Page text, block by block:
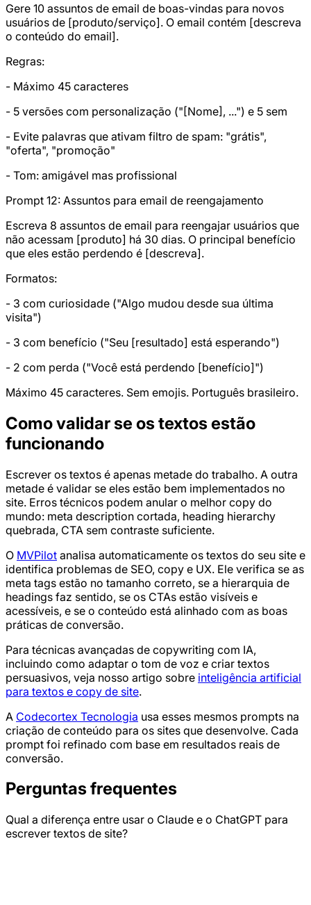
Gere 10 assuntos de email de boas-vindas para novos
usuários de [produto/serviço]. O email contém [descreva
o conteúdo do email].
Regras:
- Máximo 45 caracteres
- 5 versões com personalização ("[Nome], ...") e 5 sem
- Evite palavras que ativam filtro de spam: "grátis",
"oferta", "promoção"
- Tom: amigável mas profissional
Prompt 12: Assuntos para email de reengajamento
Escreva 8 assuntos de email para reengajar usuários que
não acessam [produto] há 30 dias. O principal benefício
que eles estão perdendo é [descreva].
Formatos:
- 3 com curiosidade ("Algo mudou desde sua última
visita")
- 3 com benefício ("Seu [resultado] está esperando")
- 2 com perda ("Você está perdendo [benefício]")
Máximo 45 caracteres. Sem emojis. Português brasileiro.
Como validar se os textos estão
funcionando
Escrever os textos é apenas metade do trabalho. A outra
metade é validar se eles estão bem implementados no
site. Erros técnicos podem anular o melhor copy do
mundo: meta description cortada, heading hierarchy
quebrada, CTA sem contraste suficiente.
O MVPilot analisa automaticamente os textos do seu site e
identifica problemas de SEO, copy e UX. Ele verifica se as
meta tags estão no tamanho correto, se a hierarquia de
headings faz sentido, se os CTAs estão visíveis e
acessíveis, e se o conteúdo está alinhado com as boas
práticas de conversão.
Para técnicas avançadas de copywriting com IA,
incluindo como adaptar o tom de voz e criar textos
persuasivos, veja nosso artigo sobre inteligência artificial
para textos e copy de site.
A Codecortex Tecnologia usa esses mesmos prompts na
criação de conteúdo para os sites que desenvolve. Cada
prompt foi refinado com base em resultados reais de
conversão.
Perguntas frequentes
Qual a diferença entre usar o Claude e o ChatGPT para
escrever textos de site?